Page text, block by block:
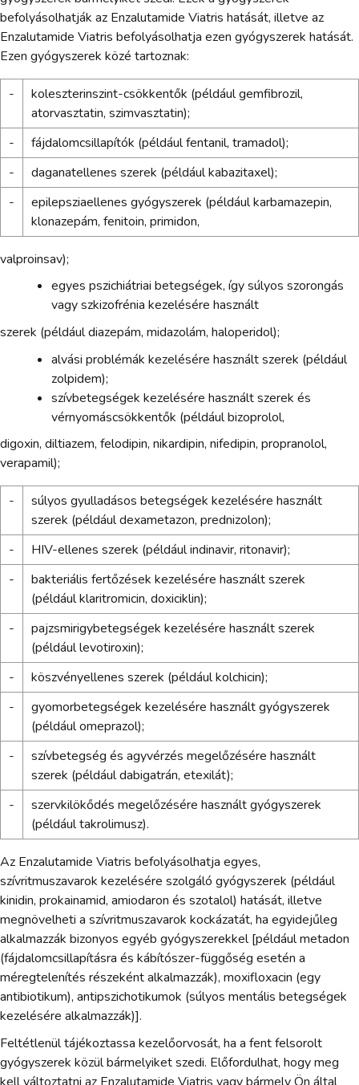
befolyásolhatják az Enzalutamide Viatris hatását, illetve az
Enzalutamide Viatris befolyásolhatja ezen gyógyszerek hatását.
Ezen gyógyszerek közé tartoznak:
-
koleszterinszint-csökkentők (például gemfibrozil,
atorvasztatin, szimvasztatin);
-
fájdalomcsillapítók (például fentanil, tramadol);
-
daganatellenes szerek (például kabazitaxel);
-
epilepsziaellenes gyógyszerek (például karbamazepin,
klonazepám, fenitoin, primidon,
valproinsav);
egyes pszichiátriai betegségek, így súlyos szorongás
vagy szkizofrénia kezelésére használt
szerek (például diazepám, midazolám, haloperidol);
alvási problémák kezelésére használt szerek (például
zolpidem);
szívbetegségek kezelésére használt szerek és
vérnyomáscsökkentők (például bizoprolol,
digoxin, diltiazem, felodipin, nikardipin, nifedipin, propranolol,
verapamil);
-
súlyos gyulladásos betegségek kezelésére használt
szerek (például dexametazon, prednizolon);
-
HIV-ellenes szerek (például indinavir, ritonavir);
-
bakteriális fertőzések kezelésére használt szerek
(például klaritromicin, doxiciklin);
-
pajzsmirigybetegségek kezelésére használt szerek
(például levotiroxin);
-
köszvényellenes szerek (például kolchicin);
-
gyomorbetegségek kezelésére használt gyógyszerek
(például omeprazol);
-
szívbetegség és agyvérzés megelőzésére használt
szerek (például dabigatrán, etexilát);
-
szervkilökődés megelőzésére használt gyógyszerek
(például takrolimusz).
Az Enzalutamide Viatris befolyásolhatja egyes,
szívritmuszavarok kezelésére szolgáló gyógyszerek (például
kinidin, prokainamid, amiodaron és szotalol) hatását, illetve
megnövelheti a szívritmuszavarok kockázatát, ha egyidejűleg
alkalmazzák bizonyos egyéb gyógyszerekkel [például metadon
(fájdalomcsillapításra és kábítószer-függőség esetén a
méregtelenítés részeként alkalmazzák), moxifloxacin (egy
antibiotikum), antipszichotikumok (súlyos mentális betegségek
kezelésére alkalmazzák)].
Feltétlenül tájékoztassa kezelőorvosát, ha a fent felsorolt
gyógyszerek közül bármelyiket szedi. Előfordulhat, hogy meg